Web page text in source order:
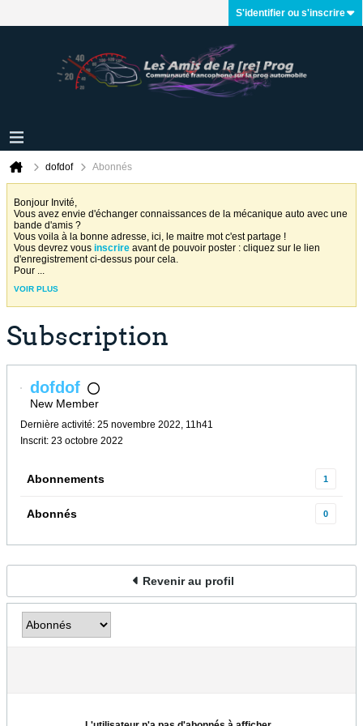
S'identifier ou s'inscrire
dofdof Abonnés
Bonjour Invité,
Vous avez envie d'échanger connaissances de la mécanique auto avec une
bande d'amis ?
Vous voila à la bonne adresse, ici, le maitre mot c'est partage !
Vous devrez vous inscrire avant de pouvoir poster : cliquez sur le lien
d'enregistrement ci-dessus pour cela.
Pour ...
VOIR PLUS
Subscription
dofdof
New Member
Dernière activité: 25 novembre 2022, 11h41
Inscrit: 23 octobre 2022
Abonnements 1
Abonnés 0
Revenir au profil